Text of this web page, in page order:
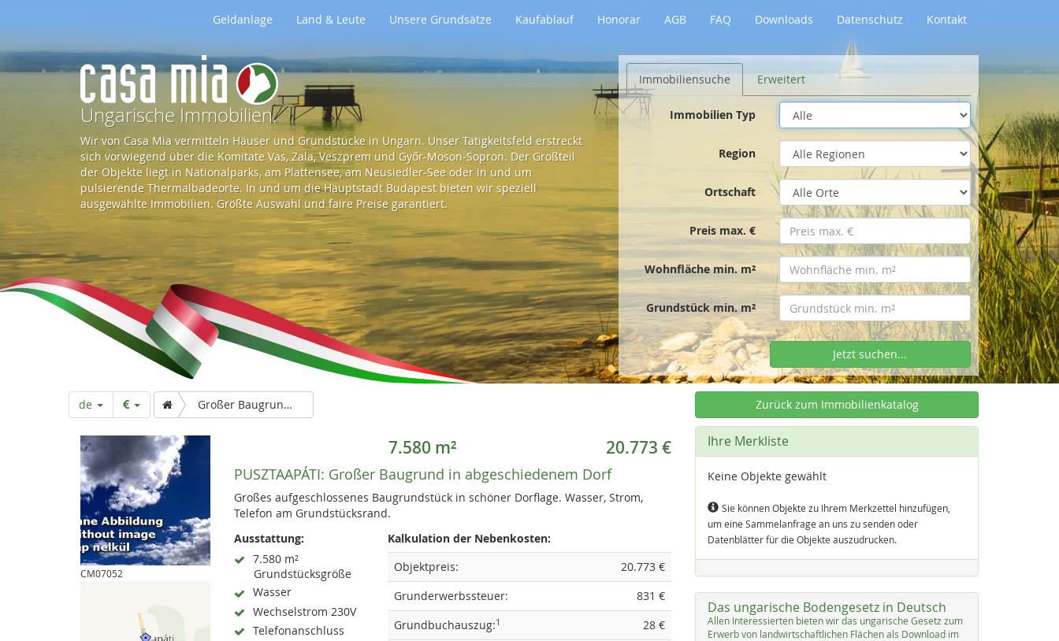
Geldanlage Land & Leute Unsere Grundsätze Kaufablauf Honorar AGB FAQ Downloads Datenschutz Kontakt
Z
u
r
S
t
a
t
s
e
i
t
Ungarische Immobilien.
Wir von Casa Mia vermitteln Häuser und Grundstücke in Ungarn. Unser Tätigkeitsfeld erstreckt
sich vorwiegend über die Komitate Vas, Zala, Veszprem und Győr-Moson-Sopron. Der Großteil
der Objekte liegt in Nationalparks, am Plattensee, am Neusiedler-See oder in und um
pulsierende Thermalbadeorte. In und um die Hauptstadt Budapest bieten wir speziell
ausgewählte Immobilien. Größte Auswahl und faire Preise garantiert.
Immobiliensuche Erweitert
Immobilien Typ
Region
Ortschaft
Preis max. €
Wohnfläche min. m²
Grundstück min. m²
Jetzt suchen...
de Großer Baugrund in abgeschiedenem Dorf
CM07052
7.580 m² 20.773 €
PUSZTAAPÁTI: Großer Baugrund in abgeschiedenem Dorf
Großes aufgeschlossenes Baugrundstück in schöner Dorflage. Wasser, Strom,
Telefon am Grundstücksrand.
Ausstattung:
7.580 m²
Grundstücksgröße
Wasser
Wechselstrom 230V
Telefonanschluss
Kalkulation der Nebenkosten:
Objektpreis:
20.773 €
Grunderwerbssteuer:
831 €
Grundbuchauszug:1
28 €
Zurück zum Immobilienkatalog
Ihre Merkliste
Keine Objekte gewählt
Sie können Objekte zu Ihrem Merkzettel hinzufügen,
um eine Sammelanfrage an uns zu senden oder
Datenblätter für die Objekte auszudrucken.
Das ungarische Bodengesetz in Deutsch
Al­len In­ter­es­sier­ten bie­ten wir das un­ga­ri­sche Ge­setz zum
Er­werb von land­wirt­schaft­li­chen Flächen als Down­load im